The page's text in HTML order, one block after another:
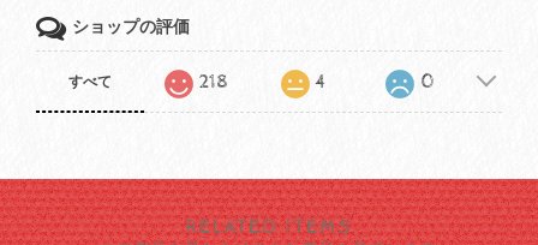
ショップの評価
すべて 218 4 0
RELATED ITEMS